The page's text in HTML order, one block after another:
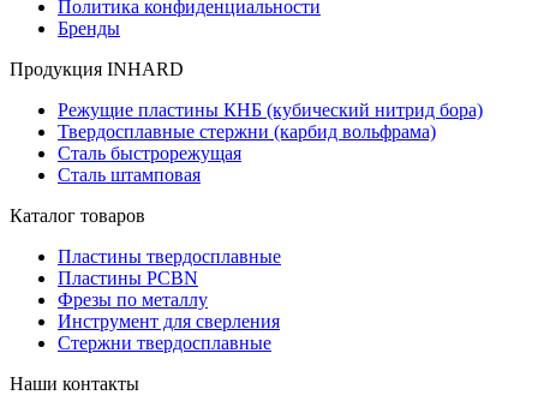
Политика конфиденциальности
Бренды
Продукция INHARD
Режущие пластины КНБ (кубический нитрид бора)
Твердосплавные стержни (карбид вольфрама)
Сталь быстрорежущая
Сталь штамповая
Каталог товаров
Пластины твердосплавные
Пластины PCBN
Фрезы по металлу
Инструмент для сверления
Стержни твердосплавные
Наши контакты